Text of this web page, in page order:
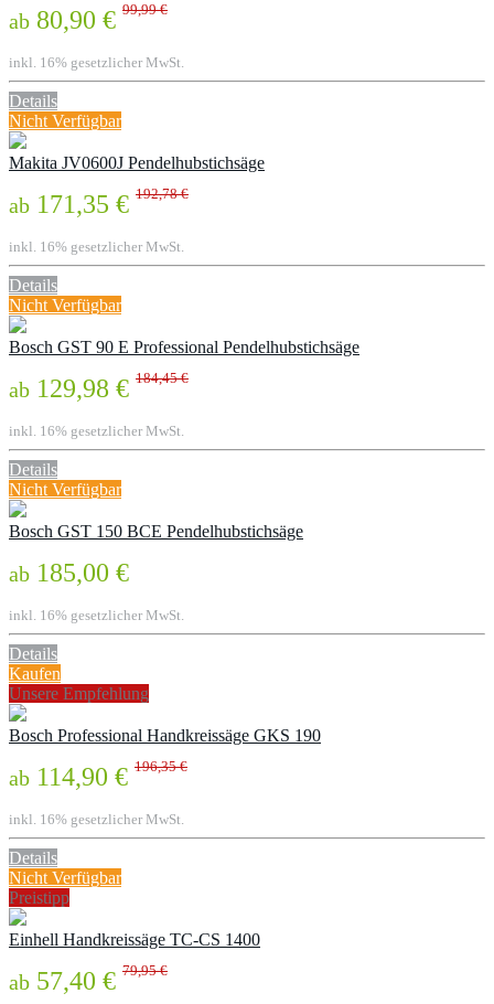
ab 80,90 € 99,99 €
inkl. 16% gesetzlicher MwSt.
Details
Nicht Verfügbar
Makita JV0600J Pendelhubstichsäge
ab 171,35 € 192,78 €
inkl. 16% gesetzlicher MwSt.
Details
Nicht Verfügbar
Bosch GST 90 E Professional Pendelhubstichsäge
ab 129,98 € 184,45 €
inkl. 16% gesetzlicher MwSt.
Details
Nicht Verfügbar
Bosch GST 150 BCE Pendelhubstichsäge
ab 185,00 €
inkl. 16% gesetzlicher MwSt.
Details
Kaufen
Unsere Empfehlung
Bosch Professional Handkreissäge GKS 190
ab 114,90 € 196,35 €
inkl. 16% gesetzlicher MwSt.
Details
Nicht Verfügbar
Preistipp
Einhell Handkreissäge TC-CS 1400
ab 57,40 € 79,95 €